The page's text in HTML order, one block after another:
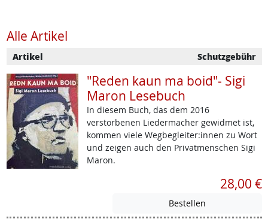
Alle Artikel
Artikel Schutzgebühr
"Reden kaun ma boid"- Sigi
Maron Lesebuch
In diesem Buch, das dem 2016
verstorbenen Liedermacher gewidmet ist,
kommen viele Wegbegleiter:innen zu Wort
und zeigen auch den Privatmenschen Sigi
Maron.
28,00 €